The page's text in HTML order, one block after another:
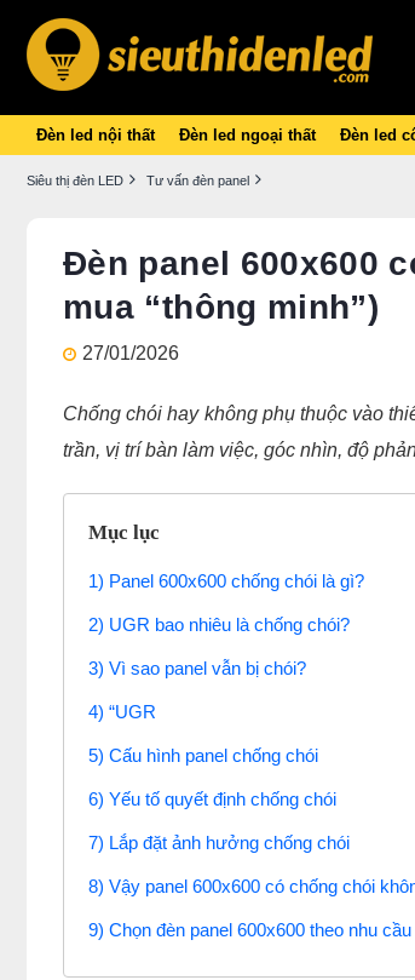
Đèn led nội thất Đèn led ngoại thất Đèn led
Siêu thị đèn LED Tư vấn đèn panel
Đèn panel 600x600
mua “thông minh”)
27/01/2026
Chống chói hay không phụ thuộc vào
trần, vị trí bàn làm việc, góc nhìn, độ
Mục lục
1) Panel 600x600 chống chói là gì?
2) UGR bao nhiêu là chống chói?
3) Vì sao panel vẫn bị chói?
4) “UGR
5) Cấu hình panel chống chói
6) Yếu tố quyết định chống chói
7) Lắp đặt ảnh hưởng chống chói
8) Vậy panel 600x600 có chống chói
9) Chọn đèn panel 600x600 theo nhu cầu